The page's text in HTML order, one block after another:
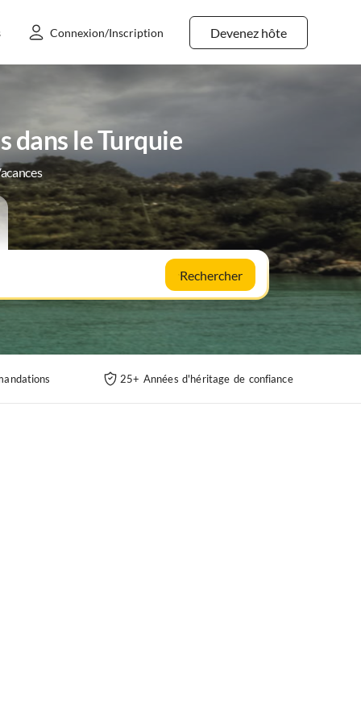
Devenez hôte
Connexion/Inscription
dans le Turquie
Rechercher
25+ Années d'héritage de confiance